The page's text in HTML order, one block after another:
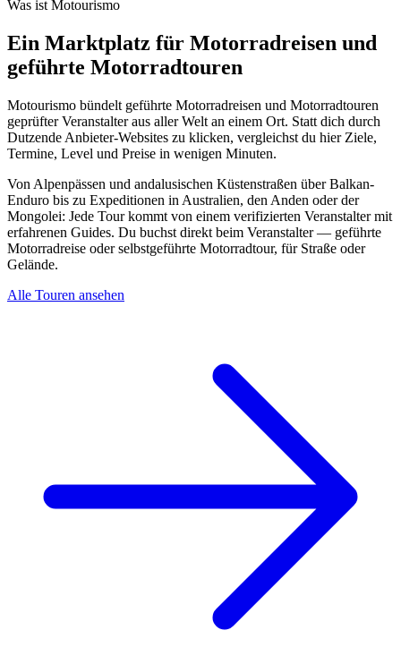
Was ist Motourismo
Ein Marktplatz für Motorradreisen und
geführte Motorradtouren
Motourismo bündelt geführte Motorradreisen und Motorradtouren
geprüfter Veranstalter aus aller Welt an einem Ort. Statt dich durch
Dutzende Anbieter-Websites zu klicken, vergleichst du hier Ziele,
Termine, Level und Preise in wenigen Minuten.
Von Alpenpässen und andalusischen Küstenstraßen über Balkan-
Enduro bis zu Expeditionen in Australien, den Anden oder der
Mongolei: Jede Tour kommt von einem verifizierten Veranstalter mit
erfahrenen Guides. Du buchst direkt beim Veranstalter — geführte
Motorradreise oder selbstgeführte Motorradtour, für Straße oder
Gelände.
Alle Touren ansehen